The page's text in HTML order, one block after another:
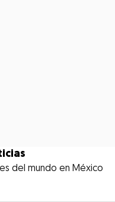
del mundo en México